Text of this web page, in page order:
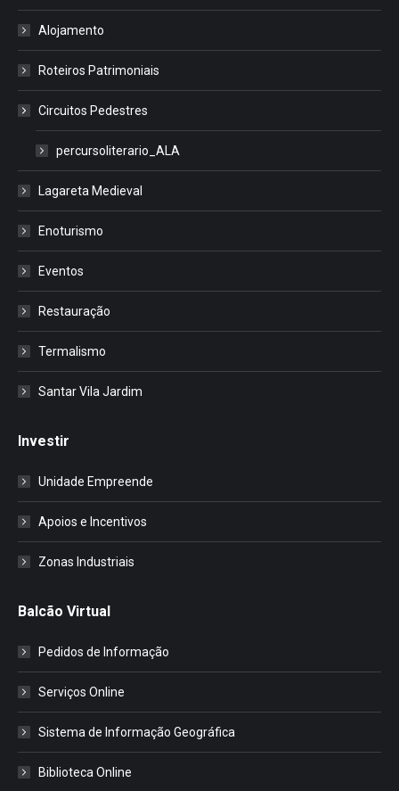
Alojamento
Roteiros Patrimoniais
Circuitos Pedestres
percursoliterario_ALA
Lagareta Medieval
Enoturismo
Eventos
Restauração
Termalismo
Santar Vila Jardim
Investir
Unidade Empreende
Apoios e Incentivos
Zonas Industriais
Balcão Virtual
Pedidos de Informação
Serviços Online
Sistema de Informação Geográfica
Biblioteca Online